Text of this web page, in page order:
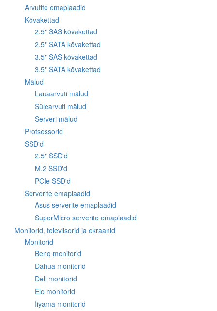
Arvutite emaplaadid
Kõvakettad
2.5" SAS kõvakettad
2.5" SATA kõvakettad
3.5" SAS kõvakettad
3.5" SATA kõvakettad
Mälud
Lauaarvuti mälud
Sülearvuti mälud
Serveri mälud
Protsessorid
SSD'd
2.5" SSD'd
M.2 SSD'd
PCIe SSD'd
Serverite emaplaadid
Asus serverite emaplaadid
SuperMicro serverite emaplaadid
Monitorid, televiisorid ja ekraanid
Monitorid
Benq monitorid
Dahua monitorid
Dell monitorid
Elo monitorid
Iiyama monitorid